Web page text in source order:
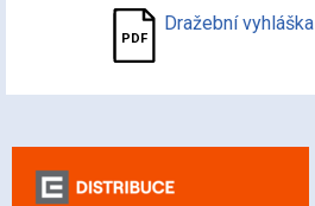
Dražební vyhláška